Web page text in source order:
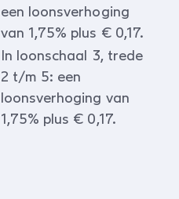
een loonsverhoging
van 1,75% plus € 0,17.
In loonschaal 3, trede
2 t/m 5: een
loonsverhoging van
1,75% plus € 0,17.